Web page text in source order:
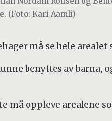
(Foto: Kari Aamli)
må se hele
benyttes av
må oppleve arealene